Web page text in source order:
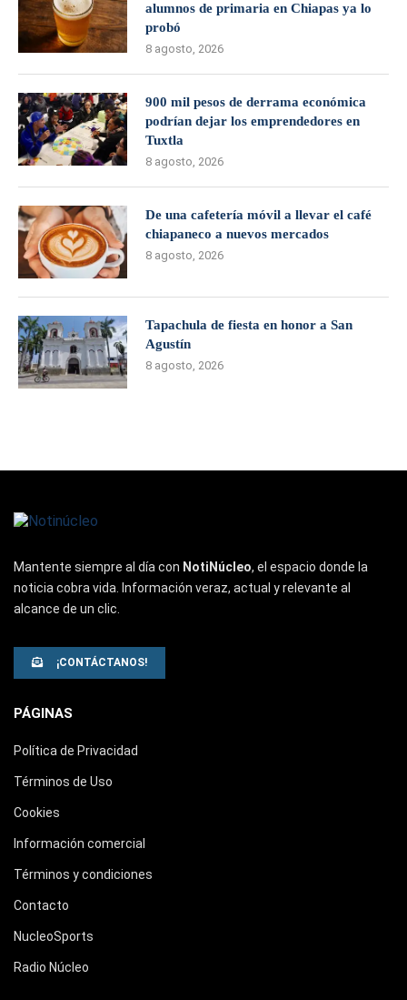
alumnos de primaria en Chiapas ya lo
probó
8 agosto, 2026
900 mil pesos de derrama económica
podrían dejar los emprendedores en
Tuxtla
8 agosto, 2026
De una cafetería móvil a llevar el café
chiapaneco a nuevos mercados
8 agosto, 2026
Tapachula de fiesta en honor a San
Agustín
8 agosto, 2026
Mantente siempre al día con NotiNúcleo, el espacio donde la
noticia cobra vida. Información veraz, actual y relevante al
alcance de un clic.
¡CONTÁCTANOS!
PÁGINAS
Política de Privacidad
Términos de Uso
Cookies
Información comercial
Términos y condiciones
Contacto
NucleoSports
Radio Núcleo